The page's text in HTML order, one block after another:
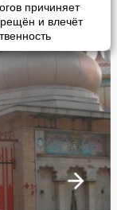
причиняет
и влечёт